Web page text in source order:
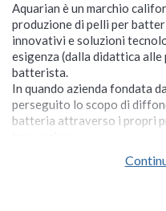
Aquarian è un marchio
produzione di pelli per
innovativi e soluzioni
esigenza (dalla didattica
batterista.
In quando azienda fondata
perseguito lo scopo di
batteria attraverso i propri